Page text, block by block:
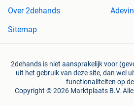
Over 2dehands
Sitemap
2dehands is niet aansprakelijk voor
uit het gebruik van deze site, dan wel
functionaliteiten op
Copyright © 2026 Marktplaats B.V.